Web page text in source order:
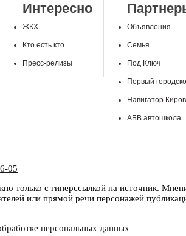
Интересно
ЖКХ
Кто есть кто
Пресс-релизы
Объявления
Семья
Под Ключ
Первый
Навигатор Киров
АБВ автошкола
05
только с гиперссылкой на источник.
или прямой речи персонажей
персональных данных